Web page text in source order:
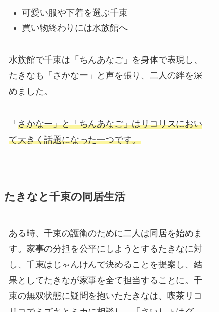
可愛い服や下着を選ぶ千束
買い物終わりには水族館へ
水族館で千束は「ちんあなご」を身体で表現し、
たきなも「さかなー」と声を張り、二人の絆を深
めました。
「 さかなー」と「ちんあなご」はリコリスにおい
て大きく話題になった一つです。
たきなと千束の同居生活
ある時、千束の護衛のために二人は同居を始めま
す。家事の分担を公平にしようとするたきなに対
し、千束はじゃんけんで決めることを提案し、結
果としてたきなが家事を全て担当することに。千
束の無双状態に疑問を抱いたたきなは、喫茶リコ